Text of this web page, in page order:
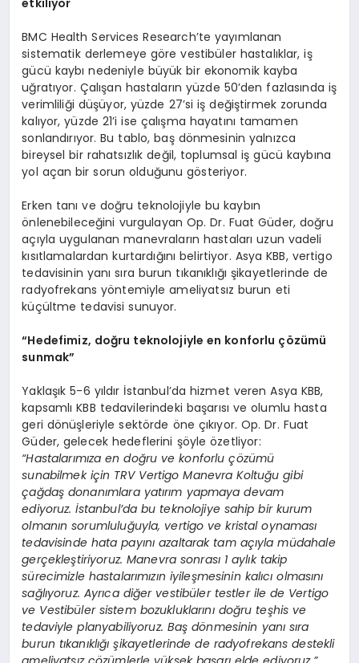
etkiliyor
BMC Health Services Research’te yayımlanan
sistematik derlemeye göre vestibüler hastalıklar, iş
gücü kaybı nedeniyle büyük bir ekonomik kayba
uğratıyor. Çalışan hastaların yüzde 50’den fazlasında iş
verimliliği düşüyor, yüzde 27’si iş değiştirmek zorunda
kalıyor, yüzde 21’i ise çalışma hayatını tamamen
sonlandırıyor. Bu tablo, baş dönmesinin yalnızca
bireysel bir rahatsızlık değil, toplumsal iş gücü kaybına
yol açan bir sorun olduğunu gösteriyor.
Erken tanı ve doğru teknolojiyle bu kaybın
önlenebileceğini vurgulayan Op. Dr. Fuat Güder, doğru
açıyla uygulanan manevraların hastaları uzun vadeli
kısıtlamalardan kurtardığını belirtiyor. Asya KBB, vertigo
tedavisinin yanı sıra burun tıkanıklığı şikayetlerinde de
radyofrekans yöntemiyle ameliyatsız burun eti
küçültme tedavisi sunuyor.
“Hedefimiz, doğru teknolojiyle en konforlu çözümü
sunmak”
Yaklaşık 5-6 yıldır İstanbul’da hizmet veren Asya KBB,
kapsamlı KBB tedavilerindeki başarısı ve olumlu hasta
geri dönüşleriyle sektörde öne çıkıyor. Op. Dr. Fuat
Güder, gelecek hedeflerini şöyle özetliyor:
“Hastalarımıza en doğru ve konforlu çözümü
sunabilmek için TRV Vertigo Manevra Koltuğu gibi
çağdaş donanımlara yatırım yapmaya devam
ediyoruz. İstanbul’da bu teknolojiye sahip bir kurum
olmanın sorumluluğuyla, vertigo ve kristal oynaması
tedavisinde hata payını azaltarak tam açıyla müdahale
gerçekleştiriyoruz. Manevra sonrası 1 aylık takip
sürecimizle hastalarımızın iyileşmesinin kalıcı olmasını
sağlıyoruz. Ayrıca diğer vestibüler testler ile de Vertigo
ve Vestibüler sistem bozukluklarını doğru teşhis ve
tedaviyle planyabiliyoruz. Baş dönmesinin yanı sıra
burun tıkanıklığı şikayetlerinde de radyofrekans destekli